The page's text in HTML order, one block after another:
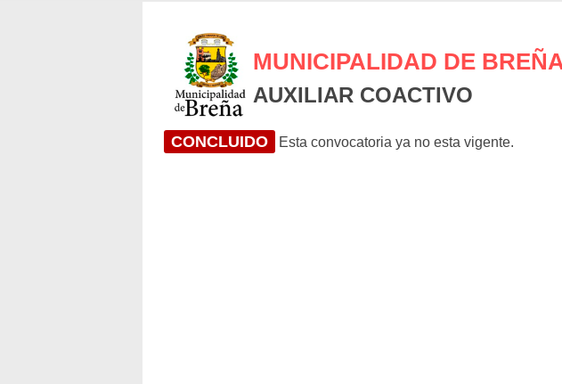
MUNICIPALIDAD DE
AUXILIAR COACTIVO
CONCLUIDO Esta convocatoria ya no esta vigente.